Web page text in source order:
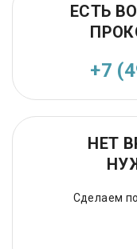
ЕСТЬ
+7
НЕТ
Сделаем